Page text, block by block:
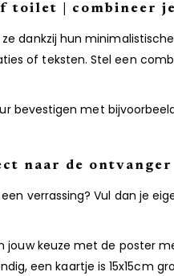
toilet | combineer
dankzij hun
of teksten. Stel een
bevestigen met
naar de
verrassing? Vul dan je
keuze met de poster
een kaartje is 15x15cm